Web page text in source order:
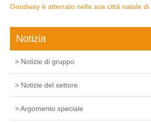
Goodway è atterrato nella sua città natale di
Notizia
> Notizie di gruppo
> Notizie del settore
> Argomento speciale